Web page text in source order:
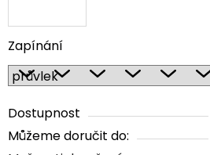
Zapínání
Dostupnost
Můžeme doručit do: